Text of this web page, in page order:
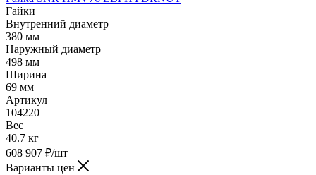
Гайки
Внутренний диаметр
380 мм
Наружный диаметр
498 мм
Ширина
69 мм
Артикул
104220
Вес
40.7 кг
608 907 ₽/шт
Варианты цен